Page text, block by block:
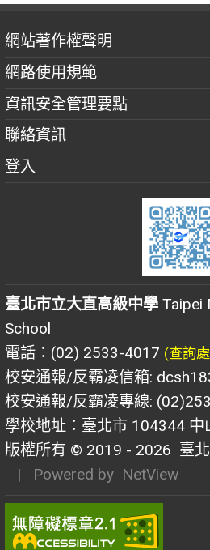
網站著作權聲明
網路使用規範
資訊安全管理要點
聯絡資訊
登入
臺北市立大直高級中學 Taipei
School
電話：(02) 2533-4017 (查詢
校安通報/反霸凌信箱:
校安通報/反霸凌專線:
學校地址：臺北市 104344
版權所有 © 2019 - 2026 臺
| Powered by NetView